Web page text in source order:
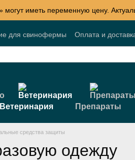
могут иметь переменную цену.
для свинофермы Оплата и
Акции Договор публичной
Ветеринария Препараты
средства защиты
одежду